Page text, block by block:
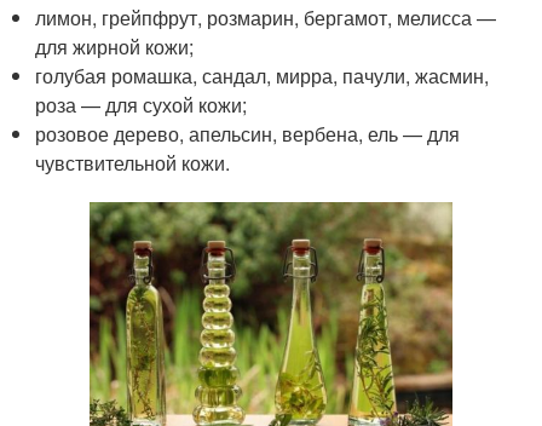
лимон, грейпфрут, розмарин, бергамот, мелисса —
для жирной кожи;
голубая ромашка, сандал, мирра, пачули, жасмин,
роза — для сухой кожи;
розовое дерево, апельсин, вербена, ель — для
чувствительной кожи.